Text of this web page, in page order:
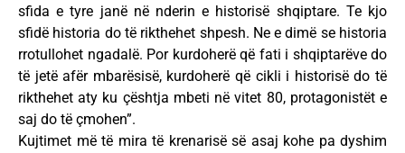
sfida e tyre janë në nderin e historisë shqiptare. Te kjo
sfidë historia do të rikthehet shpesh. Ne e dimë se historia
rrotullohet ngadalë. Por kurdoherë që fati i shqiptarëve do
të jetë afër mbarësisë, kurdoherë që cikli i historisë do të
rikthehet aty ku çështja mbeti në vitet 80, protagonistët e
saj do të çmohen”.
Kujtimet më të mira të krenarisë së asaj kohe pa dyshim